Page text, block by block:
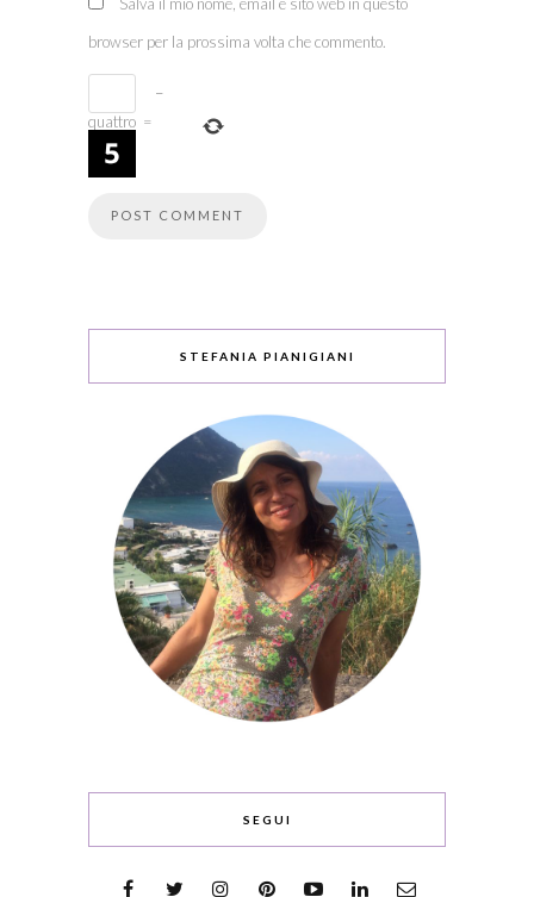
browser per la prossima volta che commento.
−
quattro =
STEFANIA PIANIGIANI
SEGUI